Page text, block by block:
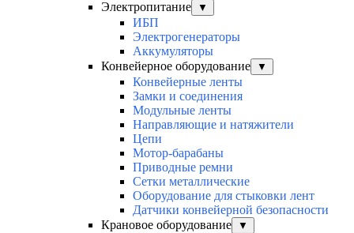
Электропитание ▼
ИБП
Электрогенераторы
Аккумуляторы
Конвейерное оборудование
▼
Конвейерные ленты
Замки и соединения
Модульные ленты
Направляющие и натяжители
Цепи
Мотор-барабаны
Приводные ремни
Сетки металлические
Оборудование для стыковки лент
Датчики конвейерной безопасности
Крановое оборудование
▼